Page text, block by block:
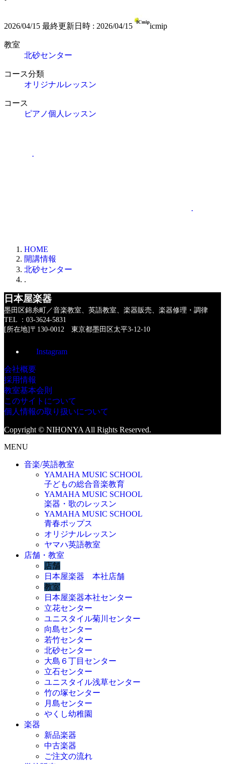
2026/04/15 最終更新日時 : 2026/04/15 icmip
教室
北砂センター
コース分類
オリジナルレッスン
コース
ピアノ個人レッスン
.
.
HOME
開講情報
北砂センター
.
日本屋楽器
墨田区錦糸町／音楽教室、英語教室、楽器販売、楽器修理・調律
TEL ：03-3624-5831
[所在地]〒130-0012 東京都墨田区太平3-12-10
Instagram
会社概要
採用情報
教室基本会則
このサイトについて
個人情報の取り扱いについて
Copyright © NIHONYA All Rights Reserved.
MENU
音楽/英語教室
YAMAHA MUSIC SCHOOL
子どもの総合音楽教育
YAMAHA MUSIC SCHOOL
楽器・歌のレッスン
YAMAHA MUSIC SCHOOL
青春ポップス
オリジナルレッスン
ヤマハ英語教室
店舗・教室
店舗
日本屋楽器 本社店舗
教室
日本屋楽器本社センター
立花センター
ユニスタイル菊川センター
向島センター
若竹センター
北砂センター
大島６丁目センター
立石センター
ユニスタイル浅草センター
竹の塚センター
月島センター
やくし幼稚園
楽器
新品楽器
中古楽器
ご注文の流れ